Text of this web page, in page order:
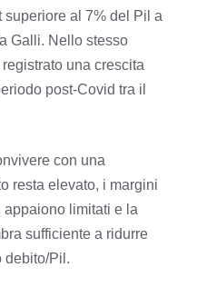
superiore al 7% del Pil a
Galli. Nello stesso
una crescita
post-Covid tra il
con una
resta elevato, i margini
limitati e la
sufficiente a ridurre
debito/Pil.